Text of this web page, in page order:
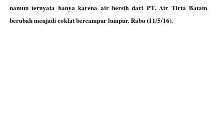
namun ternyata hanya karena air bersih dari PT. Air Tirta Batam
berubah menjadi coklat bercampur lumpur. Rabu (11/5/16).